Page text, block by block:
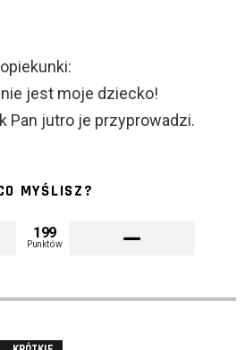
jest moje dziecko!
Pan jutro je przyprowadzi.
MYŚLISZ?
199
Punktów